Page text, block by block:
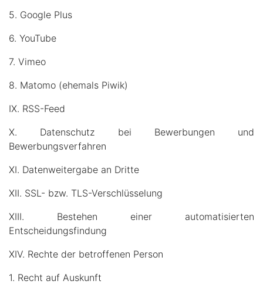
5. Google Plus
6. YouTube
7. Vimeo
8. Matomo (ehemals Piwik)
IX. RSS-Feed
X. Datenschutz bei Bewerbungen und
Bewerbungsverfahren
XI. Datenweitergabe an Dritte
XII. SSL- bzw. TLS-Verschlüsselung
XIII. Bestehen einer automatisierten
Entscheidungsfindung
XIV. Rechte der betroffenen Person
1. Recht auf Auskunft